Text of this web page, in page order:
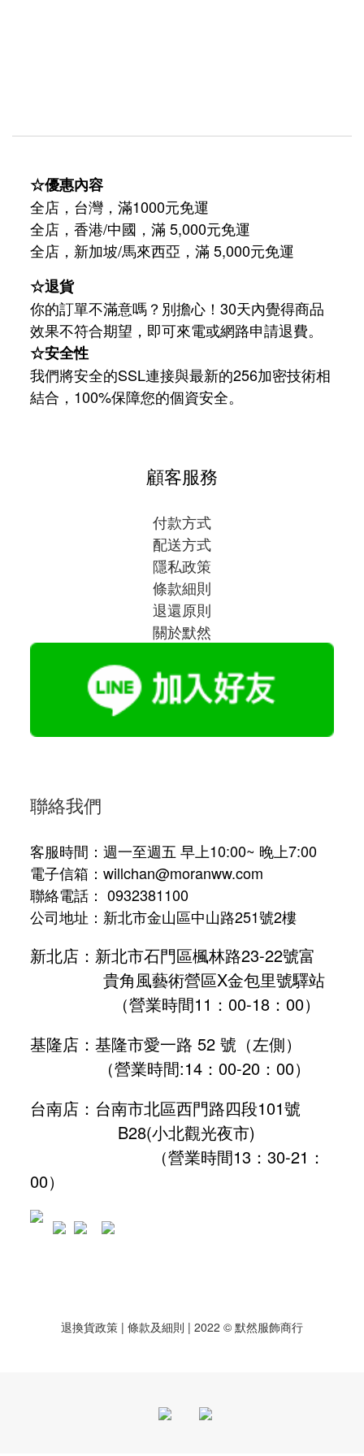
☆優惠內容
全店，台灣，滿1000元免運
全店，香港/中國，滿 5,000元免運
全店，新加坡/馬來西亞，滿 5,000元免運
☆退貨
你的訂單不滿意嗎？別擔心！30天內覺得商品
效果不符合期望，即可來電或網路申請退費。
☆安全性
我們將安全的SSL連接與最新的256加密技術相
結合，100%保障您的個資安全。
顧客服務
付款方式
配送方式
隱私政策
條款細則
退還原則
關於默然
聯絡我們
客服時間：週一至週五 早上10:00~ 晚上7:00
電子信箱：willchan@moranww.com
聯絡電話： 0932381100
公司地址：新北市金山區中山路251號2樓
新北店：新北市石門區楓林路23-22號富
貴角風藝術營區X金包里號驛站
（營業時間11：00-18：00）
基隆店：基隆市愛一路 52 號（左側）
（營業時間:14：00-20：00）
台南店：台南市北區西門路四段101號
B28(小北觀光夜市)
（營業時間13：30-21：
00）
退換貨政策 | 條款及細則 | 2022 © 默然服飾商行